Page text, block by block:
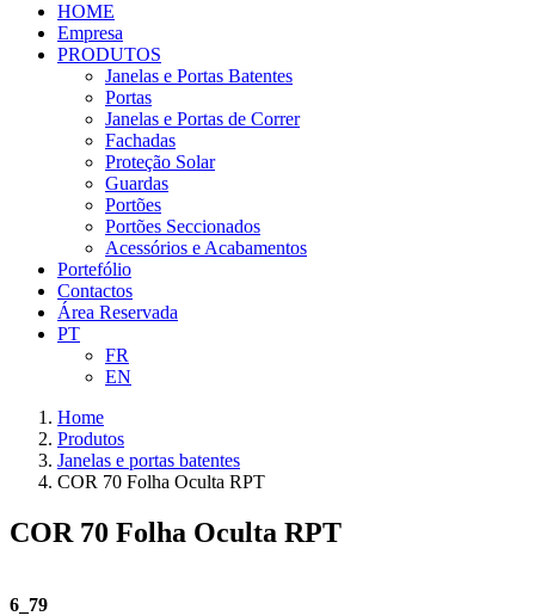
HOME
Empresa
PRODUTOS
Janelas e Portas Batentes
Portas
Janelas e Portas de Correr
Fachadas
Proteção Solar
Guardas
Portões
Portões Seccionados
Acessórios e Acabamentos
Portefólio
Contactos
Área Reservada
PT
FR
EN
Home
Produtos
Janelas e portas batentes
COR 70 Folha Oculta RPT
COR 70 Folha Oculta RPT
6_79